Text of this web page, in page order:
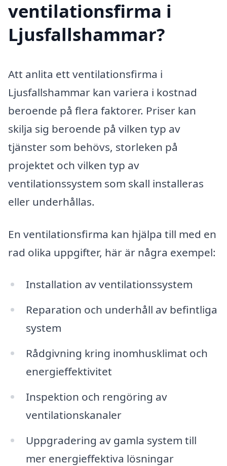
ventilationsfirma i
Ljusfallshammar?
Att anlita ett ventilationsfirma i
Ljusfallshammar kan variera i kostnad
beroende på flera faktorer. Priser kan
skilja sig beroende på vilken typ av
tjänster som behövs, storleken på
projektet och vilken typ av
ventilationssystem som skall installeras
eller underhållas.
En ventilationsfirma kan hjälpa till med en
rad olika uppgifter, här är några exempel:
Installation av ventilationssystem
Reparation och underhåll av befintliga
system
Rådgivning kring inomhusklimat och
energieffektivitet
Inspektion och rengöring av
ventilationskanaler
Uppgradering av gamla system till
mer energieffektiva lösningar